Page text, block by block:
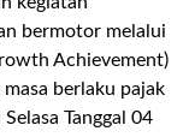
bermotor melalui
Achievement)
berlaku pajak
Tanggal 04